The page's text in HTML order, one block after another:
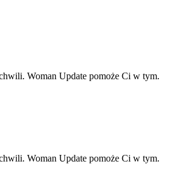
Woman Update pomoże Ci w tym.
Woman Update pomoże Ci w tym.